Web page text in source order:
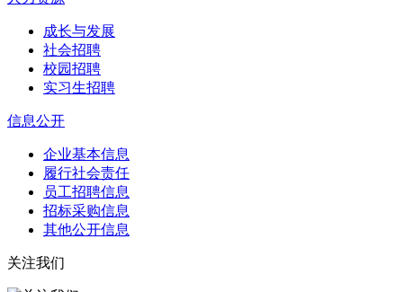
成长与发展
社会招聘
校园招聘
实习生招聘
信息公开
企业基本信息
履行社会责任
员工招聘信息
招标采购信息
其他公开信息
关注我们